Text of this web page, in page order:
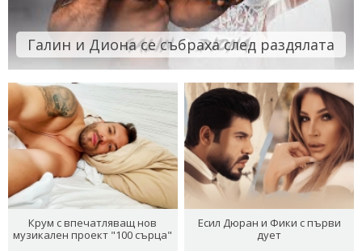
Галин и Диона се събраха след раздялата
Крум с впечатляващ нов
музикален проект "100 сърца"
Есил Дюран и Фики с първи
дует